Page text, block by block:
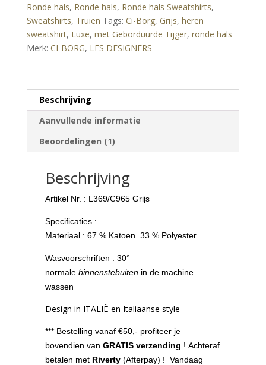
Geborduurde
Tijger
–
Grijs
Ronde hals, Ronde hals, Ronde hals Sweatshirts,
Sweatshirts, Truien Tags: Ci-Borg, Grijs, heren
sweatshirt, Luxe, met Geborduurde Tijger, ronde hals
Merk: CI-BORG, LES DESIGNERS
Beschrijving
Aanvullende informatie
Beoordelingen (1)
Beschrijving
Artikel Nr. : L369/C965 Grijs
Specificaties :
Materiaal : 67 % Katoen 33 % Polyester
Wasvoorschriften : 30°
normale binnenstebuiten in de machine
wassen
Design in ITALIË en Italiaanse style
*** Bestelling vanaf €50,- profiteer je
bovendien van GRATIS verzending ! Achteraf
betalen met Riverty (Afterpay) ! Vandaag